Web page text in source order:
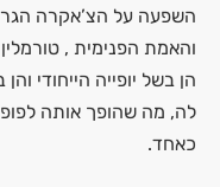
השפעה על הצ’אקרה
והאמת הפנימית ,
הן בשל יופייה הייחודי
לה, מה שהופך אותה
כאחד.